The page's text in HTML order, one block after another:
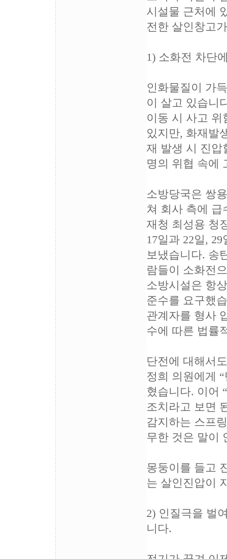
시설물 근처에
전한 살인창고
1) 소화전 차단
인화물질이 가
이 살고 있습니
이동 시 사고
있지만, 화재발
재 발생 시 진압
명의 위협 속에
소방당국은 쌍
쳐 회사 측에 급
재청 최성용 청
17일과 22일,
보냈습니다. 송
람들이 소화전
소방시설은 항
준수를 요구했
관계자를 형사
수에 따른 법률
단전에 대해서
정희 의원에게
혔습니다. 이어
조치라고 보면
감지하는 스프
무한 것은 말이
몽둥이를 들고
는 살인진압이
2) 인질극을 벌
니다.